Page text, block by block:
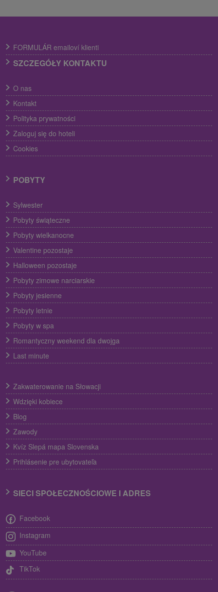
FORMULÁR emailoví klienti
SZCZEGÓŁY KONTAKTU
O nas
Kontakt
Polityka prywatności
Zaloguj się do hoteli
Cookies
POBYTY
Sylwester
Pobyty świąteczne
Pobyty wielkanocne
Valentine pozostaje
Halloween pozostaje
Pobyty zimowe narciarskie
Pobyty jesienne
Pobyty letnie
Pobyty w spa
Romantyczny weekend dla dwojga
Last minute
Zakwaterowanie na Słowacji
Wdzięki kobiece
Blog
Zawody
Kvíz Slepá mapa Slovenska
Prihlásenie pre ubytovateľa
SIECI SPOŁECZNOŚCIOWE I ADRES
Facebook
Instagram
YouTube
TikTok